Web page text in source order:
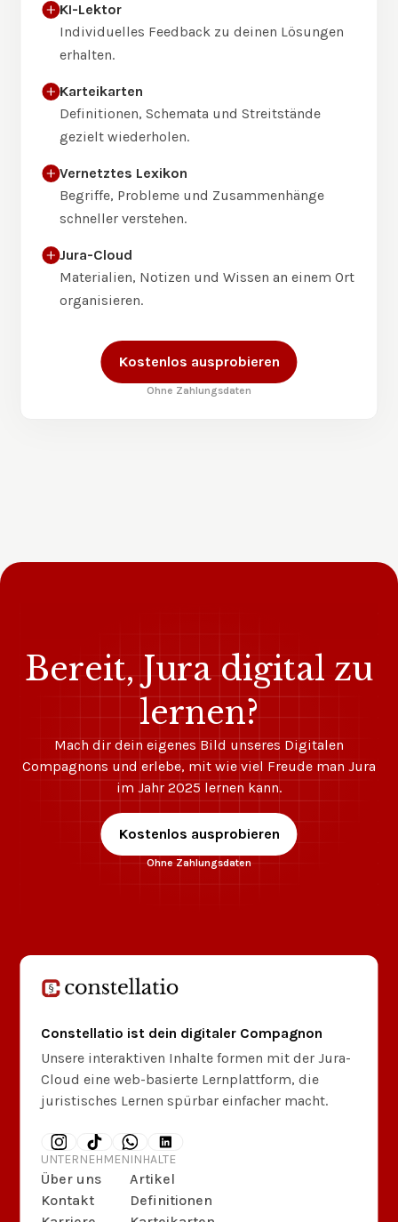
KI-Lektor
Individuelles Feedback zu deinen Lösungen
erhalten.
Karteikarten
Definitionen, Schemata und Streitstände
gezielt wiederholen.
Vernetztes Lexikon
Begriffe, Probleme und Zusammenhänge
schneller verstehen.
Jura-Cloud
Materialien, Notizen und Wissen an einem Ort
organisieren.
Kostenlos ausprobieren
Ohne Zahlungsdaten
Bereit, Jura digital zu
lernen?
Mach dir dein eigenes Bild unseres Digitalen
Compagnons und erlebe, mit wie viel Freude man Jura
im Jahr 2025 lernen kann.
Kostenlos ausprobieren
Ohne Zahlungsdaten
Constellatio ist dein digitaler Compagnon
Unsere interaktiven Inhalte formen mit der Jura-
Cloud eine web-basierte Lernplattform, die
juristisches Lernen spürbar einfacher macht.
UNTERNEHMEN
Über uns
Kontakt
INHALTE
Artikel
Definitionen